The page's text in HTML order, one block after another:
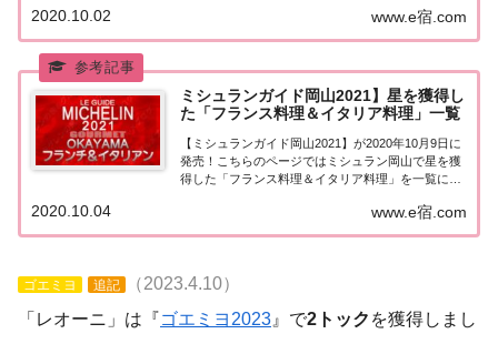
シュランガイド岡山2021で「1つ星」を獲得したお
店は18軒。岡山市：13軒ゴエミ...
www.e宿.com
2020.10.02
ミシュランガイド岡山2021】星を獲得し
た「フランス料理＆イタリア料理」一覧
【ミシュランガイド岡山2021】が2020年10月9日に
発売！こちらのページではミシュラン岡山で星を獲
得した「フランス料理＆イタリア料理」を一覧にま
イタリア料理」「ミシュランガイド岡山2021」で星
を獲得したフランス料理（フレンチ...
www.e宿.com
2020.10.04
ゴエミヨ 追記
（2023.4.10）
「レオーニ」は『ゴエミヨ2023 』で2トック を獲得しまし